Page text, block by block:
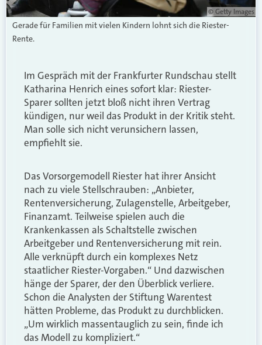
© Getty Images
Gerade für Familien mit vielen Kindern lohnt sich die Riester-
Rente.
Im Gespräch mit der Frankfurter Rundschau stellt
Katharina Henrich eines sofort klar: Riester-
Sparer sollten jetzt bloß nicht ihren Vertrag
kündigen, nur weil das Produkt in der Kritik steht.
Man solle sich nicht verunsichern lassen,
empfiehlt sie.
Das Vorsorgemodell Riester hat ihrer Ansicht
nach zu viele Stellschrauben: „Anbieter,
Rentenversicherung, Zulagenstelle, Arbeitgeber,
Finanzamt. Teilweise spielen auch die
Krankenkassen als Schaltstelle zwischen
Arbeitgeber und Rentenversicherung mit rein.
Alle verknüpft durch ein komplexes Netz
staatlicher Riester-Vorgaben.“ Und dazwischen
hänge der Sparer, der den Überblick verliere.
Schon die Analysten der Stiftung Warentest
hätten Probleme, das Produkt zu durchblicken.
„Um wirklich massentauglich zu sein, finde ich
das Modell zu kompliziert.“